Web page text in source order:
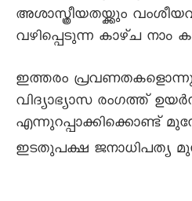
അശാസ്ത്രീയതയ്ക്കും
വഴിപ്പെടുന്ന കാഴ്ച
ഇത്തരം
വിദ്യാഭ്യാസ രംഗത്ത്
എന്നുറപ്പാക്കിക്കൊണ്ട്
ഇടതുപക്ഷ ജനാധിപത്യ